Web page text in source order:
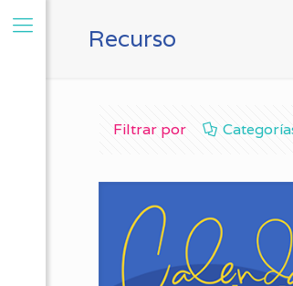
Recurso
Filtrar por